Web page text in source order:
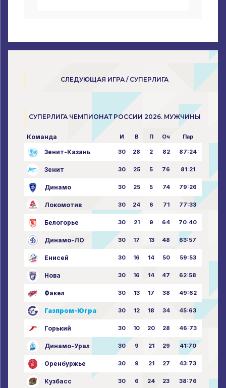
СЛЕДУЮЩАЯ ИГРА / СУПЕРЛИГА
СУПЕРЛИГА ЧЕМПИОНАТ РОССИИ 2026. МУЖЧИНЫ
Команда И В П Оч Пар
Зенит-Казань 30 28 2 82 87:24
Зенит 30 25 5 76 81:21
Динамо 30 25 5 74 79:26
Локомотив 30 24 6 71 77:33
Белогорье 30 21 9 64 70:40
Динамо-ЛО 30 17 13 48 63:57
Енисей 30 16 14 50 59:53
Нова 30 16 14 47 62:58
Факел 30 13 17 38 49:62
Газпром-Югра 30 12 18 34 45:63
Горький 30 10 20 28 46:73
Динамо-Урал 30 9 21 29 41:70
Оренбуржье 30 9 21 27 43:73
Кузбасс 30 6 24 23 38:76